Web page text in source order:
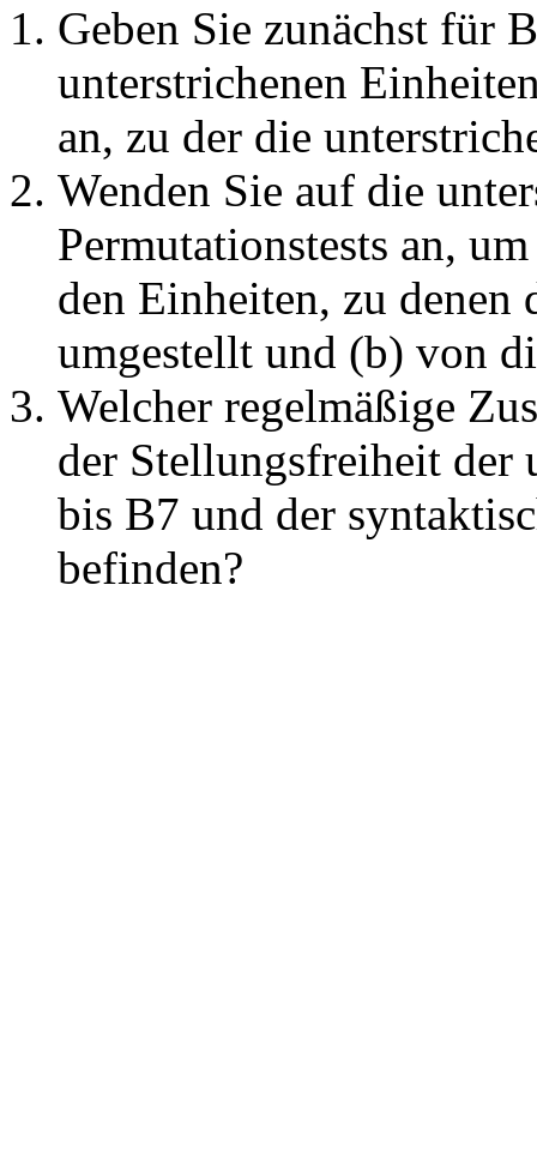
Geben Sie zunächst für
unterstrichenen
an, zu der die
Wenden Sie auf die
Permutationstests an,
den Einheiten, zu denen
umgestellt und (b) von
Welcher regelmäßige
der Stellungsfreiheit der
bis B7 und der
befinden?